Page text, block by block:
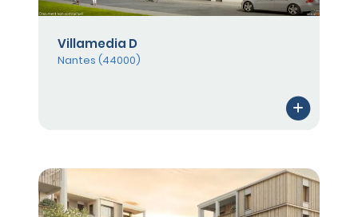
Villamedia D
Nantes (44000)